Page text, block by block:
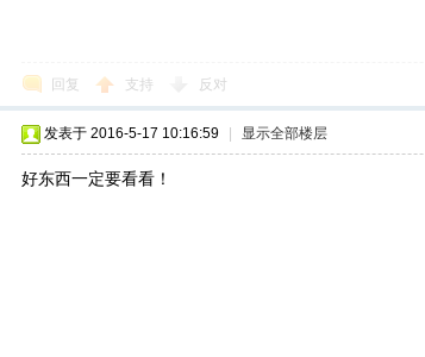
回复 支持 反对
发表于 2016-5-17 10:16:59 显示全部楼层
好东西一定要看看！